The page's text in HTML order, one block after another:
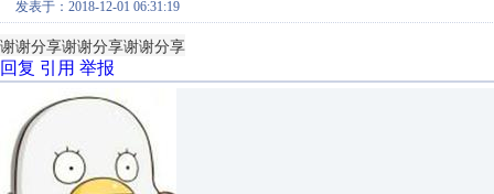
发表于：2018-12-01 06:31:19
谢谢分享谢谢分享谢谢分享
回复 引用 举报